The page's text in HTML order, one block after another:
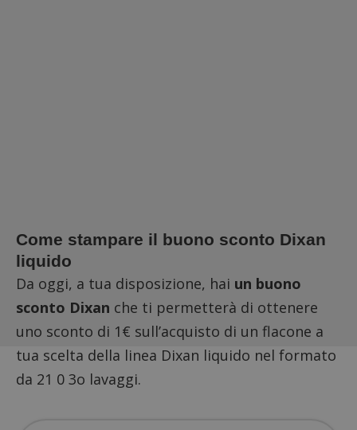
Come stampare il buono sconto Dixan
liquido
Da oggi, a tua disposizione, hai un buono
sconto Dixan che ti permetterà di ottenere
uno sconto di 1€ sull’acquisto di un flacone a
tua scelta della linea Dixan liquido nel formato
da 21 0 3o lavaggi.